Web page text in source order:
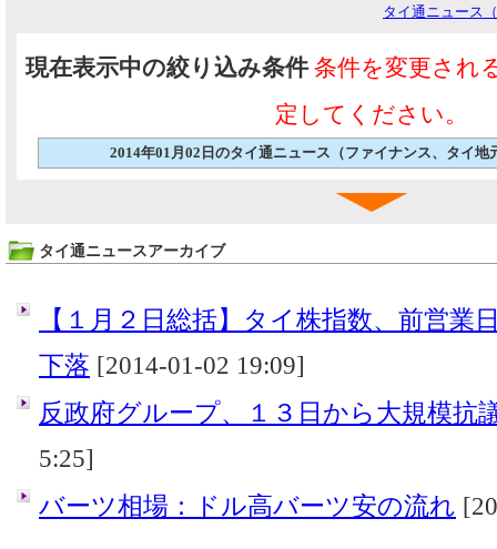
タイ通ニュース
現在表示中の絞り込み条件 条件を変更され
定してください。
2014年01月02日のタイ通ニュース（ファイナンス、タイ地
タイ通ニュースアーカイブ
【１月２日総括】タイ株指数、前営業
下落 [2014-01-02 19:09]
反政府グループ、１３日から大規模抗
5:25]
バーツ相場：ドル高バーツ安の流れ